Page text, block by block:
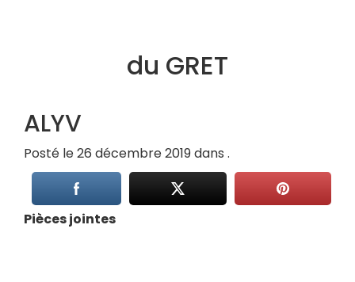
du GRET
ALYV
Posté le 26 décembre 2019 dans .
Pièces jointes